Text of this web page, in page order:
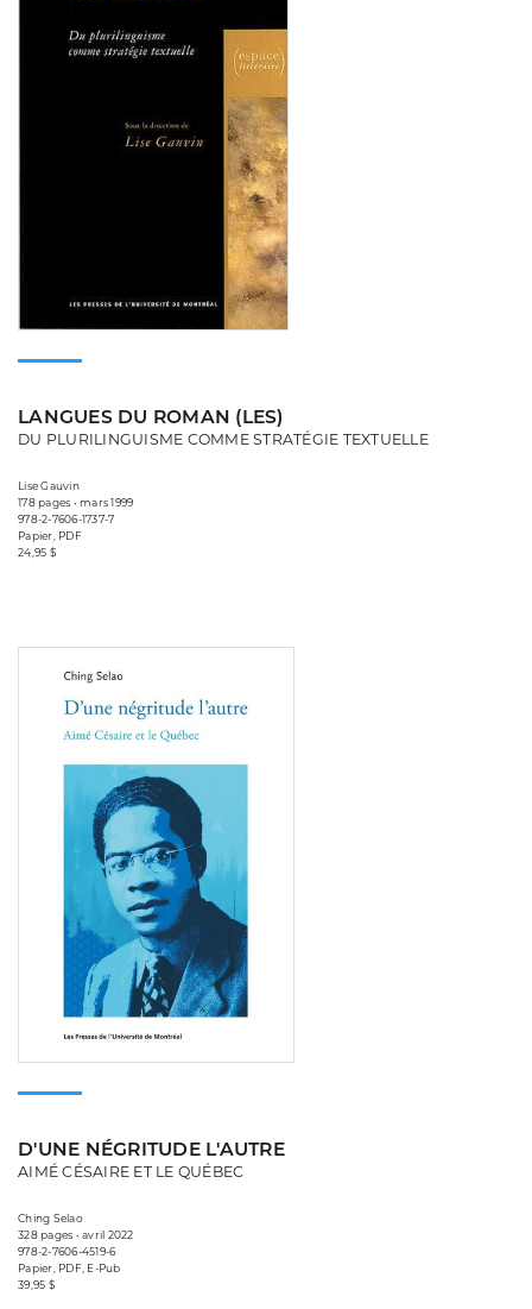
LANGUES DU ROMAN (LES)
DU PLURILINGUISME COMME STRATÉGIE TEXTUELLE
Lise Gauvin
178 pages • mars 1999
978-2-7606-1737-7
Papier, PDF
24,95 $
D'UNE NÉGRITUDE L'AUTRE
AIMÉ CÉSAIRE ET LE QUÉBEC
Ching Selao
328 pages • avril 2022
978-2-7606-4519-6
Papier, PDF, E-Pub
39,95 $